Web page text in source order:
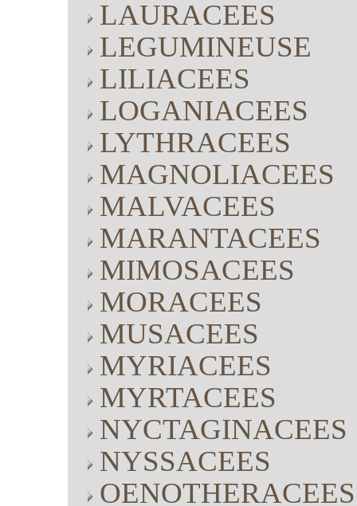
LAURACEES
LEGUMINEUSE
LILIACEES
LOGANIACEES
LYTHRACEES
MAGNOLIACEES
MALVACEES
MARANTACEES
MIMOSACEES
MORACEES
MUSACEES
MYRIACEES
MYRTACEES
NYCTAGINACEES
NYSSACEES
OENOTHERACEES